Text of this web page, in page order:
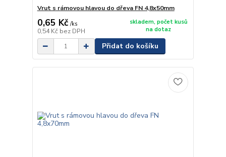
Vrut s rámovou hlavou do dřeva FN 4,8x50mm
0,65 Kč /ks
0,54 Kč bez DPH
skladem, počet kusů
na dotaz
Přidat do košíku